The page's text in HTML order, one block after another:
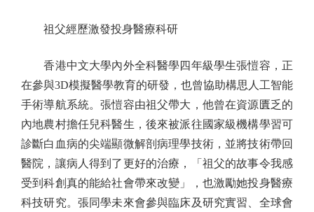
祖父經歷激發投身醫療科研
香港中文大學內外全科醫學四年級學生張愷容，正
在參與3D模擬醫學教育的研發，也曾協助構思人工智能
手術導航系統。張愷容由祖父帶大，他曾在資源匱乏的
內地農村擔任兒科醫生，後來被派往國家級機構學習可
診斷白血病的尖端顯微解剖病理學技術，並將技術帶回
醫院，讓病人得到了更好的治療，「祖父的故事令我感
受到科創真的能給社會帶來改變」，也激勵她投身醫療
科技研究。張同學未來會參與臨床及研究實習、全球會